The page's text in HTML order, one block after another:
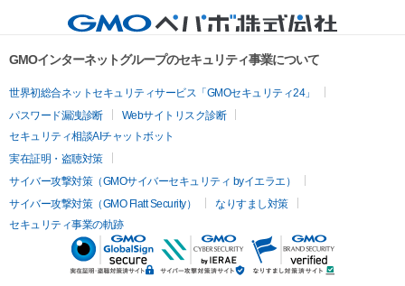
GMOインターネットグループのセキュリティ事業について
世界初総合ネットセキュリティサービス「GMOセキュリティ24」
パスワード漏洩診断
Webサイトリスク診断
セキュリティ相談AIチャットボット
実在証明・盗聴対策
サイバー攻撃対策（GMOサイバーセキュリティ byイエラエ）
サイバー攻撃対策（GMO Flatt Security）
なりすまし対策
セキュリティ事業の軌跡